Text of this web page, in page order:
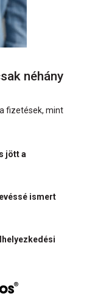
néhány
fizetések, mint
jött a
ismert